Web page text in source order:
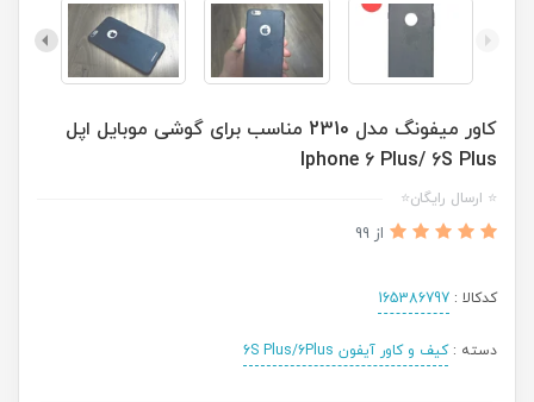
کاور میفونگ مدل 2310 مناسب برای گوشی موبایل اپل
Iphone 6 Plus/ 6S Plus
⭐ ارسال رایگان⭐
از 99
کدکالا : 165386797
دسته :کیف و کاور آیفون 6S Plus/6Plus